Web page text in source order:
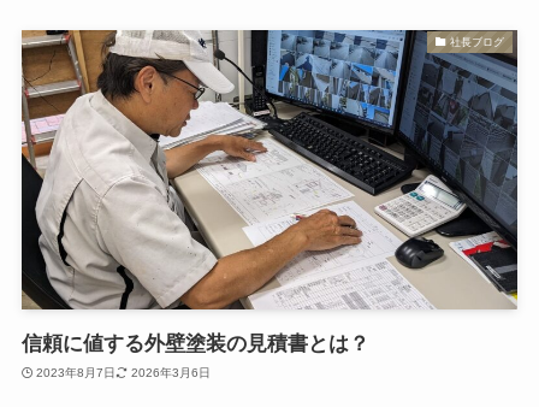
社長ブログ
信頼に値する外壁塗装の見積書とは？
2023年8月7日 2026年3月6日